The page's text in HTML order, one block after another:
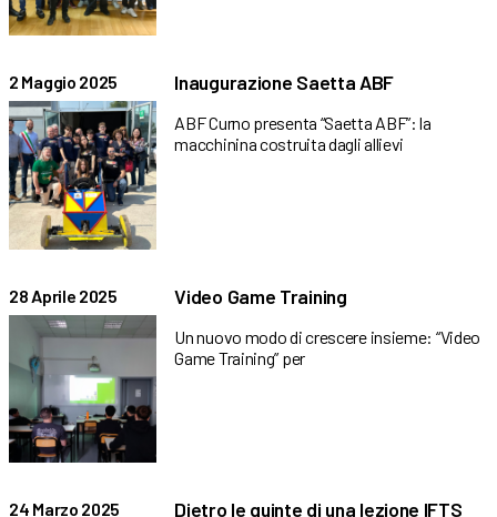
2 Maggio 2025 Inaugurazione Saetta ABF
ABF Curno presenta “Saetta ABF”: la
macchinina costruita dagli allievi
28 Aprile 2025 Video Game Training
Un nuovo modo di crescere insieme: “Video
Game Training” per
24 Marzo 2025 Dietro le quinte di una lezione IFTS